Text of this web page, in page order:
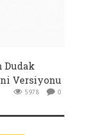
Dudak
Versiyonu
5978 0